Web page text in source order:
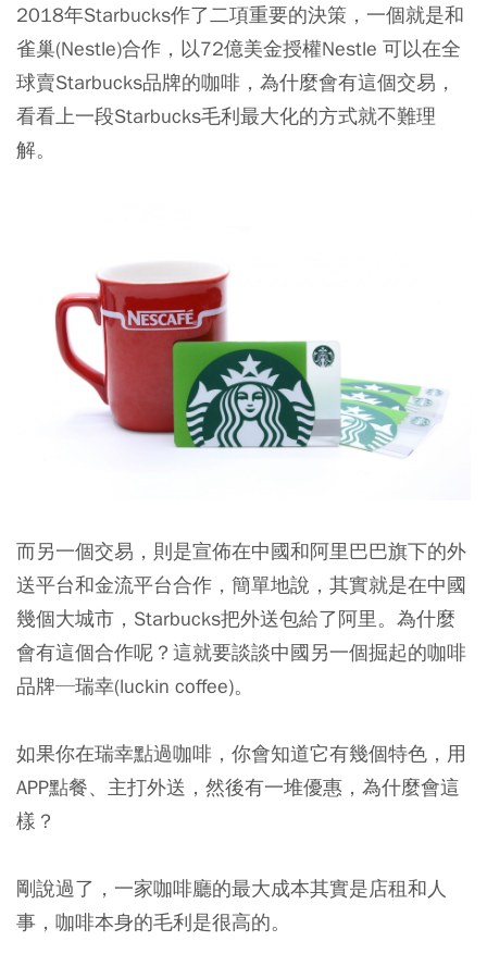
2018年Starbucks作了二項重要的決策，一個就是和
雀巢(Nestle)合作，以72億美金授權Nestle 可以在全
球賣Starbucks品牌的咖啡，為什麼會有這個交易，
看看上一段Starbucks毛利最大化的方式就不難理
解。
而另一個交易，則是宣佈在中國和阿里巴巴旗下的外
送平台和金流平台合作，簡單地說，其實就是在中國
幾個大城市，Starbucks把外送包給了阿里。為什麼
會有這個合作呢？這就要談談中國另一個掘起的咖啡
品牌─瑞幸(luckin coffee)。
如果你在瑞幸點過咖啡，你會知道它有幾個特色，用
APP點餐、主打外送，然後有一堆優惠，為什麼會這
樣？
剛說過了，一家咖啡廳的最大成本其實是店租和人
事，咖啡本身的毛利是很高的。